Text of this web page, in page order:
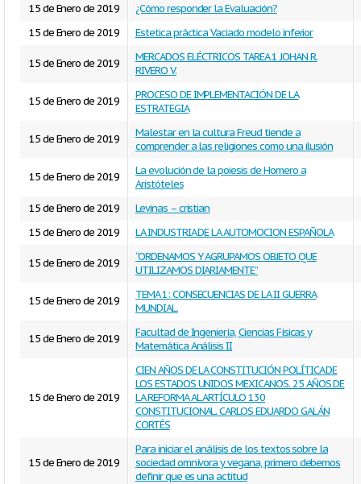
15 de Enero de 2019
¿Cómo responder la Evaluación?
15 de Enero de 2019
Estetica práctica Vaciado modelo inferior
15 de Enero de 2019
MERCADOS ELÉCTRICOS TAREA 1 JOHAN R.
RIVERO V.
15 de Enero de 2019
PROCESO DE IMPLEMENTACIÓN DE LA
ESTRATEGIA
15 de Enero de 2019
Malestar en la cultura Freud tiende a
comprender a las religiones como una ilusión
15 de Enero de 2019
La evolución de la poiesis de Homero a
Aristóteles
15 de Enero de 2019
Levinas – cristian
15 de Enero de 2019
LA INDUSTRIA DE LA AUTOMOCION ESPAÑOLA
15 de Enero de 2019
“ORDENAMOS Y AGRUPAMOS OBJETO QUE
UTILIZAMOS DIARIAMENTE”
15 de Enero de 2019
TEMA 1: CONSECUENCIAS DE LA II GUERRA
MUNDIAL.
15 de Enero de 2019
Facultad de Ingeniería, Ciencias Físicas y
Matemática Análisis II
15 de Enero de 2019
CIEN AÑOS DE LA CONSTITUCIÓN POLÍTICA DE
LOS ESTADOS UNIDOS MEXICANOS. 25 AÑOS DE
LA REFORMA AL ARTÍCULO 130
CONSTITUCIONAL. CARLOS EDUARDO GALÁN
CORTÉS
15 de Enero de 2019
Para iniciar el análisis de los textos sobre la
sociedad omnívora y vegana, primero debemos
definir que es una actitud